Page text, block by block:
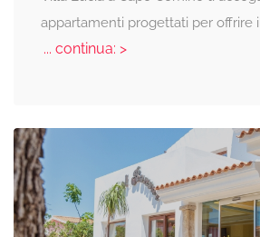
appartamenti progettati per offrire
... continua: >